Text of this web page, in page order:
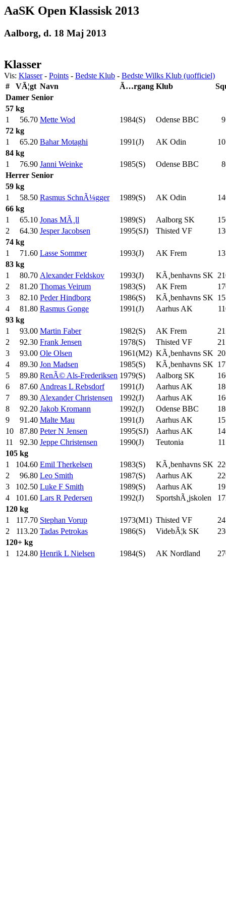
AaSK Open Klassisk 2013
Aalborg, d. 18 Maj 2013
Klasser
Vis: Klasser- Points - Bedste Klub - Bedste Wilks Klub (uofficiel)
#
VÃ¦gt Navn Ã…rgang Klub
Damer Senior
57 kg
1
56.70 Mette Wod 1984(S) Odense BBC
72 kg
1
65.20 Bahar Motaghi 1991(J) AK Odin
84 kg
1
76.90 Janni Weinke 1985(S) Odense BBC
Herrer Senior
59 kg
1
58.50 Rasmus SchnÃ¼gger 1989(S) AK Odin
66 kg
1
65.10 Jonas MÃ¸ll 1989(S) Aalborg SK
2
64.30 Jesper Jacobsen 1995(SJ) Thisted VF
74 kg
1
71.60 Lasse Sommer 1993(J) AK Frem
83 kg
1
80.70 Alexander Feldskov 1993(J) KÃ¸benhavns SK
2
81.20 Thomas Veirum 1983(S) AK Frem
3
82.10 Peder Hindborg 1986(S) KÃ¸benhavns SK
4
81.80 Rasmus Gonge 1991(J) Aarhus AK
93 kg
1
93.00 Martin Faber 1982(S) AK Frem
2
92.30 Frank Jensen 1978(S) Thisted VF
3
93.00 Ole Olsen 1961(M2) KÃ¸benhavns SK
4
89.30 Jon Madsen 1985(S) KÃ¸benhavns SK
5
89.80 RenÃ© Als-Frederiksen 1979(S) Aalborg SK
6
87.60 Andreas L Rebsdorf 1991(J) Aarhus AK
7
89.30 Alexander Christensen 1992(J) Aarhus AK
8
92.20 Jakob Kromann 1992(J) Odense BBC
9
91.40 Malte Mau 1991(J) Aarhus AK
10
87.80 Peter N Jensen 1995(SJ) Aarhus AK
11
92.30 Jeppe Christensen 1990(J) Teutonia
105 kg
1
104.60 Emil Therkelsen 1983(S) KÃ¸benhavns SK
2
96.80 Leo Smith 1987(S) Aarhus AK
3
102.50 Luke F Smith 1989(S) Aarhus AK
4
101.60 Lars R Pedersen 1992(J) SportshÃ¸jskolen
120 kg
1
117.70 Stephan Vorup 1973(M1) Thisted VF
2
113.20 Tadas Petrokas 1986(S) VidebÃ¦k SK
120+ kg
1
124.80 Henrik L Nielsen 1984(S) AK Nordland